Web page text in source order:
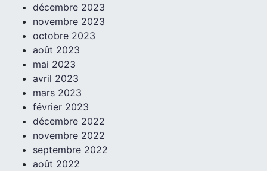
décembre 2023
novembre 2023
octobre 2023
août 2023
mai 2023
avril 2023
mars 2023
février 2023
décembre 2022
novembre 2022
septembre 2022
août 2022